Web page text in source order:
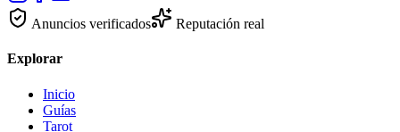
Anuncios verificados Reputación real
Explorar
Inicio
Guías
Tarot